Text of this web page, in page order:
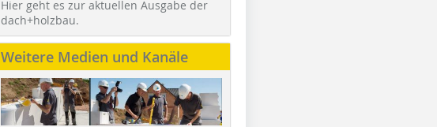
Hier geht es zur aktuellen Ausgabe der
dach+holzbau.
Weitere Medien und Kanäle